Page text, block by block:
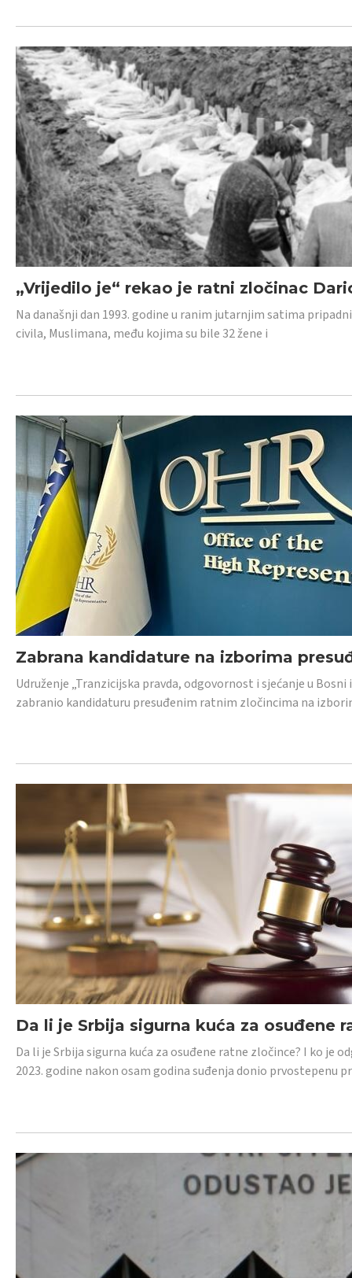
„Vrijedilo je“ rekao je ratni zločinac
Na današnji dan 1993. godine u ranim jutarnjim satima
civila, Muslimana, među kojima su bile 32 žene i
Zabrana kandidature na izborima
Udruženje „Tranzicijska pravda, odgovornost i sjećanje u
zabranio kandidaturu presuđenim ratnim zločincima na
Da li je Srbija sigurna kuća za osuđene
Da li je Srbija sigurna kuća za osuđene ratne zločince? I ko je
2023. godine nakon osam godina suđenja donio prvostepenu